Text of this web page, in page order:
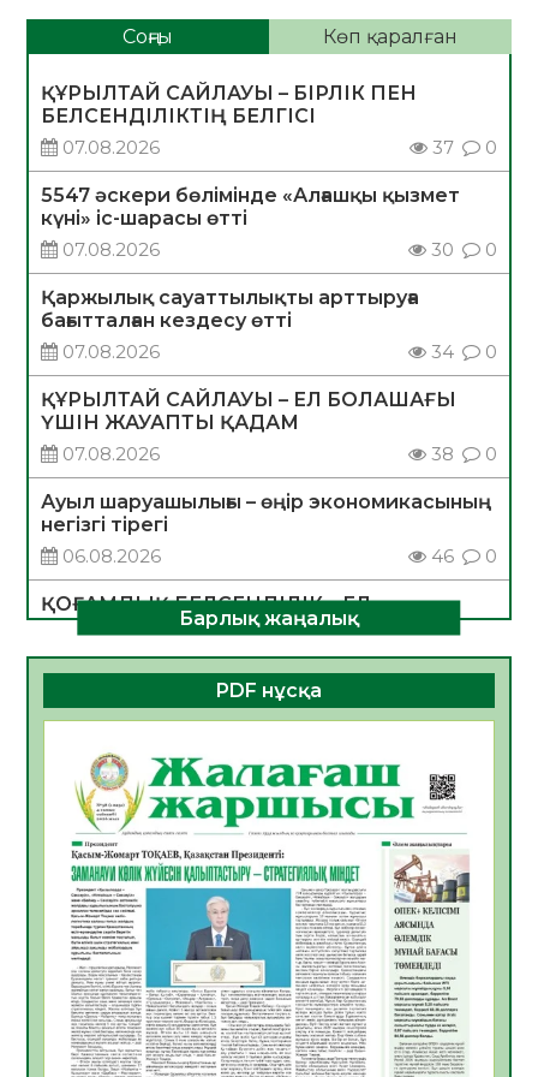
Соңғы Көп қаралған
ҚҰРЫЛТАЙ САЙЛАУЫ – БІРЛІК ПЕН
БЕЛСЕНДІЛІКТІҢ БЕЛГІСІ
07.08.2026
37 0
5547 әскери бөлімінде «Алғашқы қызмет
күні» іс-шарасы өтті
07.08.2026
30 0
Қаржылық сауаттылықты арттыруға
бағытталған кездесу өтті
07.08.2026
34 0
ҚҰРЫЛТАЙ САЙЛАУЫ – ЕЛ БОЛАШАҒЫ
ҮШІН ЖАУАПТЫ ҚАДАМ
07.08.2026
38 0
Ауыл шаруашылығы – өңір экономикасының
негізгі тірегі
06.08.2026
46 0
ҚОҒАМДЫҚ БЕЛСЕНДІЛІК – ЕЛ
ДАМУЫНЫҢ НЕГІЗІ
06.08.2026
43 0
ҚҰРЫЛТАЙ САЙЛАУЫ – БОЛАШАҚҚА
БАСТАР ЖАУАПТЫ ТАҢДАУ
06.08.2026
Инфекциялық ауруларға қарсы иммундау
жұмыстарының тиімділігі
06.08.2026
48
Көкжөтел ауруы туралы
06.08.2026
44
АПВ вакцинасы туралы мәлімет
06.08.2026
43
Open Air: Қызылорда облысы полиция
Барлық жаңалық
PDF нұсқа